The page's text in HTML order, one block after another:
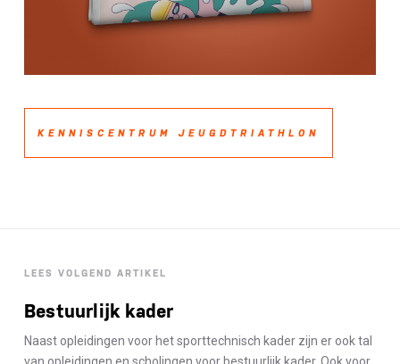
KENNISCENTRUM JEUGDTRIATHLON
LEES VOLGEND ARTIKEL
Bestuurlijk kader
Naast opleidingen voor het sporttechnisch kader zijn er ook tal